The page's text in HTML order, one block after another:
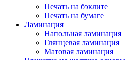
Печать на бэклите
Печать на бумаге
Ламинация
Напольная ламинация
Глянцевая ламинация
Матовая ламинация